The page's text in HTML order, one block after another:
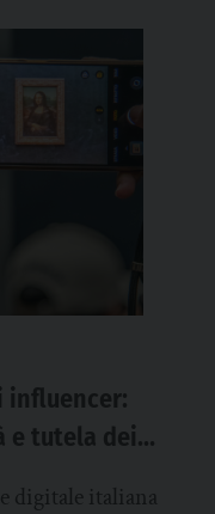
influencer:
e tutela dei
digitale italiana